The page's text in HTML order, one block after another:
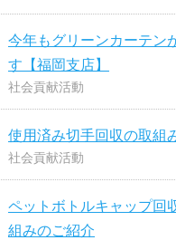
今年もグリーンカーテン
す【福岡支店】
社会貢献活動
使用済み切手回収の取組
社会貢献活動
ペットボトルキャップ回
組みのご紹介